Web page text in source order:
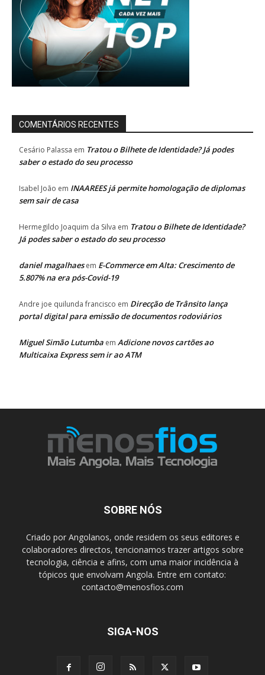
COMENTÁRIOS RECENTES
Cesário Palassa em Tratou o Bilhete de Identidade? Já podes
saber o estado do seu processo
Isabel João em INAAREES já permite homologação de diplomas
sem sair de casa
Hermegildo Joaquim da Silva em Tratou o Bilhete de Identidade?
Já podes saber o estado do seu processo
daniel magalhaesem E-Commerce em Alta: Crescimento de
5.807% na era pós-Covid-19
Andre joe quilunda francisco em Direcção de Trânsito lança
portal digital para emissão de documentos rodoviários
Miguel Simão Lutumba em Adicione novos cartões ao
Multicaixa Express sem ir ao ATM
SOBRE NÓS
Criado por Angolanos, onde residem os seus editores e
colaboradores directos, tencionamos trazer artigos sobre
tecnologia, ciência e afins, com uma maior incidência à
tópicos que envolvam Angola. Entre em contato:
contacto@menosfios.com
SIGA-NOS